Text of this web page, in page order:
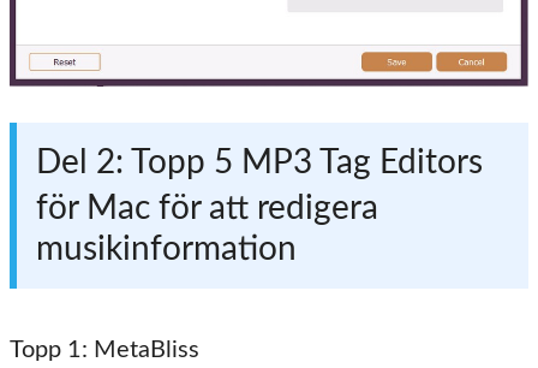
Del 2: Topp 5 MP3 Tag Editors
för Mac för att redigera
musikinformation
Topp 1: MetaBliss